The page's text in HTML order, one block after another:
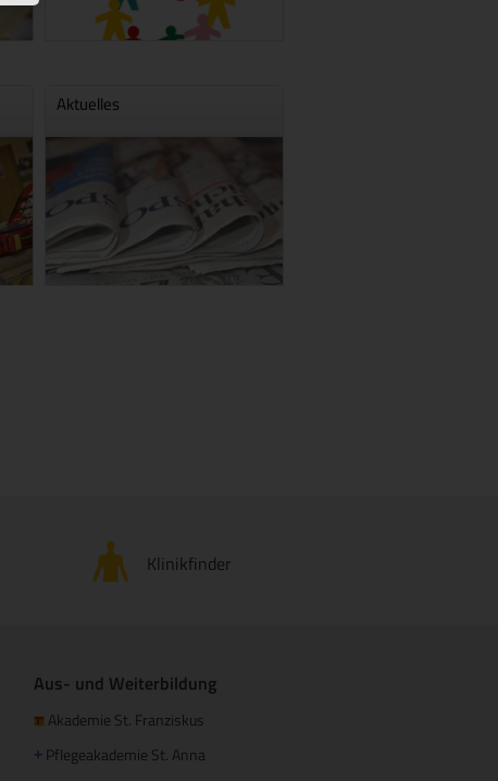
Aktuelles
Klinikfinder
Aus- und Weiterbildung
Akademie St. Franziskus
+ Pflegeakademie St. Anna